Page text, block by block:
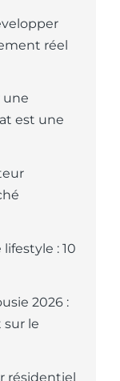
réel
une
est une
: 10
2026 :
le
résidentiel